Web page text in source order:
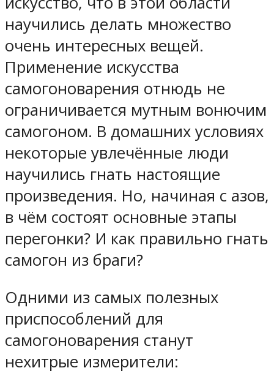
научились делать множество
очень интересных вещей.
Применение искусства
самогоноварения отнюдь не
ограничивается мутным вонючим
самогоном. В домашних условиях
некоторые увлечённые люди
научились гнать настоящие
произведения. Но, начиная с азов,
в чём состоят основные этапы
перегонки? И как правильно гнать
самогон из браги?
Одними из самых полезных
приспособлений для
самогоноварения станут
нехитрые измерители: